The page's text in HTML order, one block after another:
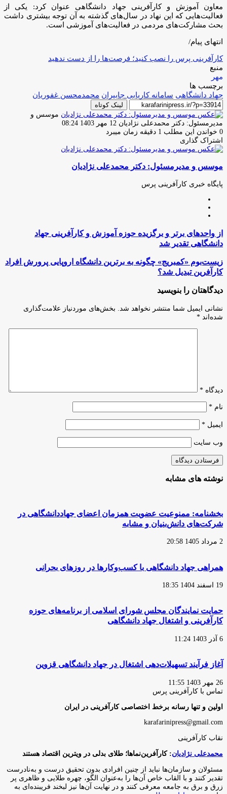
معاون آموزش و کارآفرینی جهاد دانشگاهی عنوان کرد: یکی از
فعالیت‌هایی که این نهاد در سال‌های گذشته به آن توجه بیشتری داشت
بحث مشارکت‌های مردمی در فعالیت‌های آموزشی است.
انتهای پیام/
کارآفرینی پرس را نصب کنید؛ فرصت‌ها را از دست ندهید
منبع
مهر
برچسب ها
جهاد دانشگاهی سامانه کاریابی جابیران محمدمحسن غفوریان
لینک کوتاه
موسس و
مدیرمسئول: دکتر محمدعلی نژادیان ارسال
ایمیل
12 مهر 1403 08:24
0 خواندن این مطلب 1 دقیقه زمان میبرد
اشتراک گذاری
فیس
توئیتر
لینکدین
واتس
تلگرام
اشتراک
از
ایمیل
چاپ
موسس و مدیرمسئول: دکتر محمدعلی نژادیان
پایگاه خبری کارآفرینی پرس
از
واحدهای
برتر
برگزیده
حوزه
آموزش
و
جهاد
دانشگاهی
از واحدهای برتر و برگزیده حوزه آموزش و کارآفرینی جهاد
دانشگاهی تقدیر شد
زیست‌بوم
«کمبریج»
چگونه
برترین
دانشگاه
اروپایی
پرورش
زیست‌بوم «کمبریج» چگونه به برترین دانشگاه اروپایی پرورش افراد
کارآفرین تبدیل شد؟
دیدگاهتان را بنویسید
نشانی ایمیل شما منتشر نخواهد شد.
بخش‌های موردنیاز علامت‌گذاری
شده‌اند *
دیدگاه *
نام *
ایمیل *
وب‌ سایت
نوشته های مشابه
بخشنامه: ممنوعیت عضویت همزمان اعضای جهاددانشگاهی در
شرکت‌های دانش‌بنیان و مشابه
2 مرداد 1405 20:58
همراهی جهاد دانشگاهی با کسب‌وکارها در روزهای بحرانی
19 اسفند 1404 18:35
حمایت نمایندگان مجلس شورای اسلامی از برنامه‌های حوزه
کارآفرینی و اشتغال جهاد دانشگاهی
6 آذر 1403 11:24
آغاز فرآیند تسهیلات‌دهی اشتغال در جهاد دانشگاهی قزوین
26 مهر 1403 11:55
تماس با کارآفرینی پرس
اولین و تنها رسانه برخط اختصاصی کارآفرینی در ایران
karafarinipress@gmail.com
نقاب کارآفرینی
محمدعلی نژادیان: کارآفرین‌نماها؛ طلای بدلی در ویترین اقتصاد هستند
مسئولان و سازمان‌ها نباید از چنین افرادی بدون تحقیق درست و به‌نادرست
تقدیر کنند و با القاب خاص آ‌ن‌ها را به‌عنوان الگو، چهره طلایی و ظاهری پر
زرق و برق به جامعه معرفی کنند و در نهایت آن‌ها نیز لبخند فریبنده‌ای به